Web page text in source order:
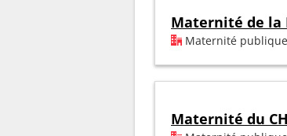
Maternité de la
Maternité publique
Maternité du